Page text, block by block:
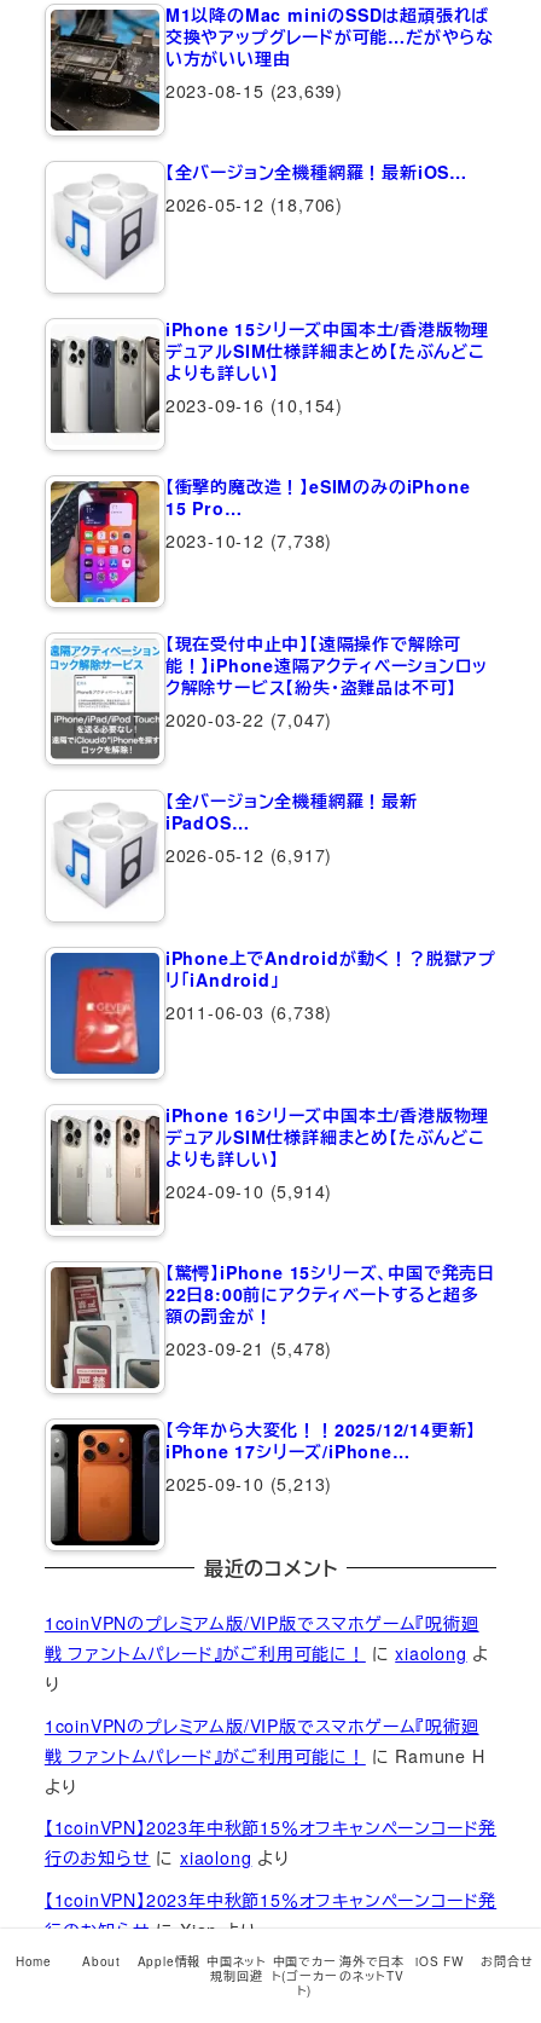
M1以降のMac miniのSSDは超頑張れば
交換やアップグレードが可能…だがやらな
い方がいい理由
2023-08-15 (23,639)
【全バージョン全機種網羅！最新iOS…
2026-05-12 (18,706)
iPhone 15シリーズ中国本土/香港版物理
デュアルSIM仕様詳細まとめ【たぶんどこ
よりも詳しい】
2023-09-16 (10,154)
【衝撃的魔改造！】eSIMのみのiPhone
15 Pro…
2023-10-12 (7,738)
【現在受付中止中】【遠隔操作で解除可
能！】iPhone遠隔アクティベーションロッ
ク解除サービス【紛失・盗難品は不可】
2020-03-22 (7,047)
【全バージョン全機種網羅！最新
iPadOS…
2026-05-12 (6,917)
iPhone上でAndroidが動く！？脱獄アプ
リ「iAndroid」
2011-06-03 (6,738)
iPhone 16シリーズ中国本土/香港版物理
デュアルSIM仕様詳細まとめ【たぶんどこ
よりも詳しい】
2024-09-10 (5,914)
【驚愕】iPhone 15シリーズ、中国で発売日
22日8:00前にアクティベートすると超多
額の罰金が！
2023-09-21 (5,478)
【今年から大変化！！2025/12/14更新】
iPhone 17シリーズ/iPhone…
2025-09-10 (5,213)
最近のコメント
1coinVPNのプレミアム版/VIP版でスマホゲーム『呪術廻
戦 ファントムパレード』がご利用可能に！
にxiaolong よ
り
1coinVPNのプレミアム版/VIP版でスマホゲーム『呪術廻
戦 ファントムパレード』がご利用可能に！
に Ramune H
より
【1coinVPN】2023年中秋節15％オフキャンペーンコード発
行のお知らせ にxiaolong より
【1coinVPN】2023年中秋節15％オフキャンペーンコード発
行のお知らせ にXian
より
【1coinVPN】2023年中秋節15％オフキャンペーンコード発
Home About Apple情報 中国ネット
規制回避
中国でカー
ト(ゴーカー
ト)
海外で日本
のネットTV
iOS FW お問合せ